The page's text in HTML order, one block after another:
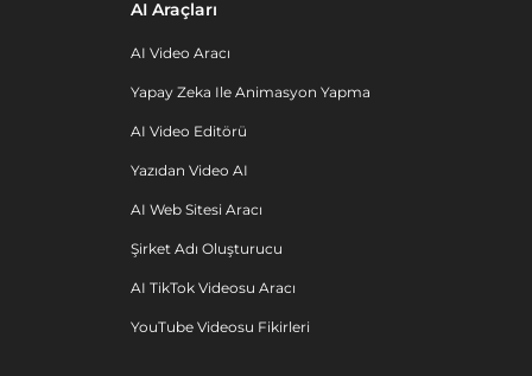
AI Araçları
AI Video Aracı
Yapay Zeka Ile Animasyon Yapma
AI Video Editörü
Yazıdan Video AI
AI Web Sitesi Aracı
Şirket Adı Oluşturucu
AI TikTok Videosu Aracı
YouTube Videosu Fikirleri